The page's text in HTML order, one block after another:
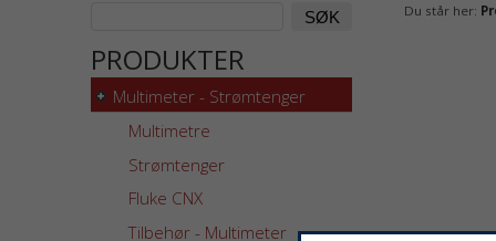
Du står her:
PRODUKTER
Multimeter - Strømtenger
Multimetre
Strømtenger
Fluke CNX
Tilbehør - Multimeter